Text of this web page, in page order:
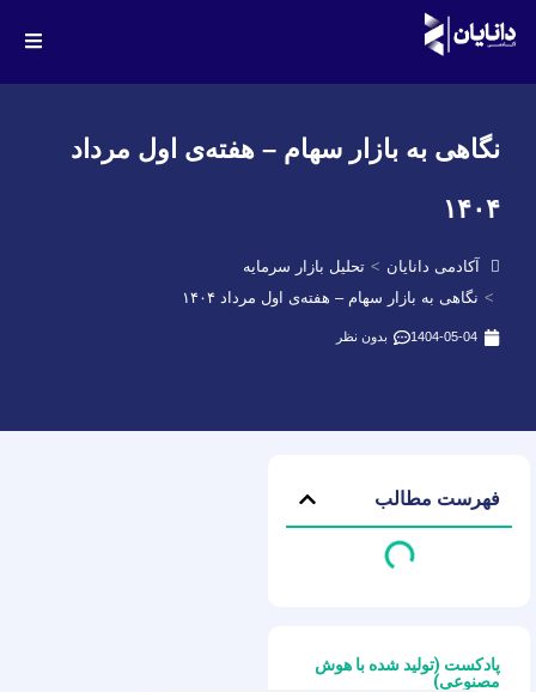
نگاهی به بازار سهام – هفته‌ی اول مرداد
۱۴۰۴
آکادمی دانایان
تحلیل بازار سرمایه
نگاهی به بازار سهام – هفته‌ی اول مرداد ۱۴۰۴
1404-05-04 بدون نظر
فهرست مطالب
پادکست (تولید شده با هوش
مصنوعی)